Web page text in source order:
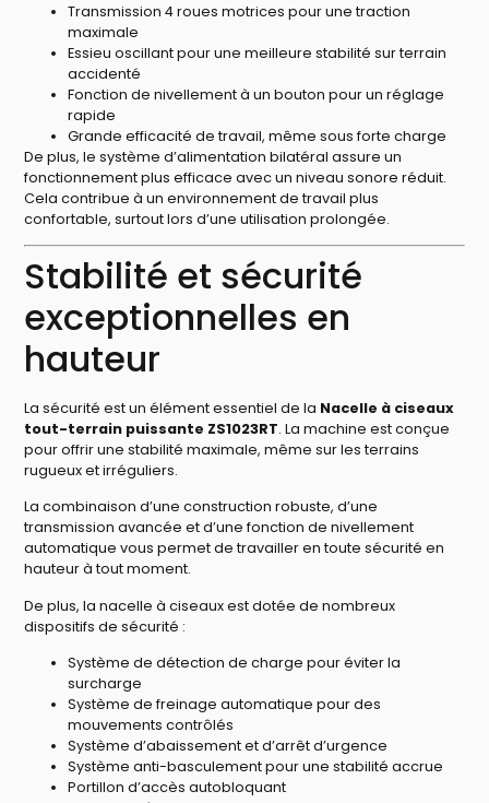
Transmission 4 roues motrices pour une traction
maximale
Essieu oscillant pour une meilleure stabilité sur terrain
accidenté
Fonction de nivellement à un bouton pour un réglage
rapide
Grande efficacité de travail, même sous forte charge
De plus, le système d’alimentation bilatéral assure un
fonctionnement plus efficace avec un niveau sonore réduit.
Cela contribue à un environnement de travail plus
confortable, surtout lors d’une utilisation prolongée.
Stabilité et sécurité
exceptionnelles en
hauteur
La sécurité est un élément essentiel de la Nacelle à ciseaux
tout-terrain puissante ZS1023RT. La machine est conçue
pour offrir une stabilité maximale, même sur les terrains
rugueux et irréguliers.
La combinaison d’une construction robuste, d’une
transmission avancée et d’une fonction de nivellement
automatique vous permet de travailler en toute sécurité en
hauteur à tout moment.
De plus, la nacelle à ciseaux est dotée de nombreux
dispositifs de sécurité :
Système de détection de charge pour éviter la
surcharge
Système de freinage automatique pour des
mouvements contrôlés
Système d’abaissement et d’arrêt d’urgence
Système anti-basculement pour une stabilité accrue
Portillon d’accès autobloquant